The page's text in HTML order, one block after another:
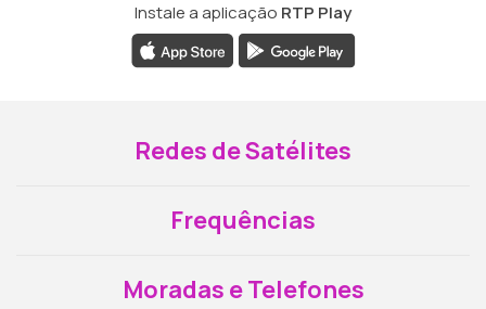
Instale a aplicação RTP Play
Redes de Satélites
Frequências
Moradas e Telefones